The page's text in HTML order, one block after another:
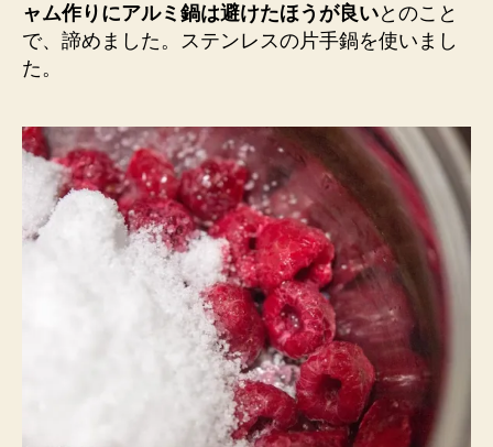
ャム作りにアルミ鍋は避けたほうが良いとのこと
で、諦めました。ステンレスの片手鍋を使いまし
た。